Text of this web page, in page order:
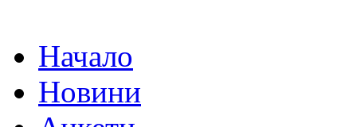
Начало
Новини